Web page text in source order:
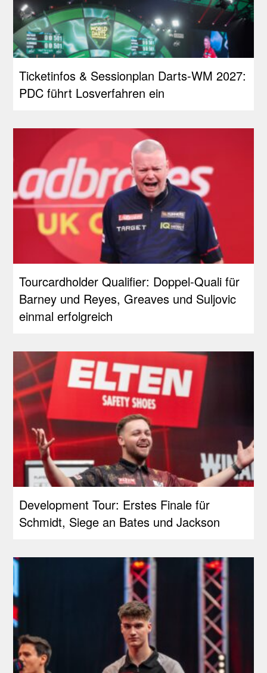
Ticketinfos & Sessionplan Darts-WM 2027:
PDC führt Losverfahren ein
Tourcardholder Qualifier: Doppel-Quali für
Barney und Reyes, Greaves und Suljovic
einmal erfolgreich
Development Tour: Erstes Finale für
Schmidt, Siege an Bates und Jackson